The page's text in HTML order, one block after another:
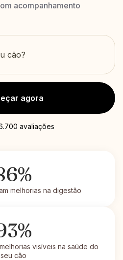
acompanhamento
agora
avaliações
melhorias na digestão
visíveis na saúde do
seu cão